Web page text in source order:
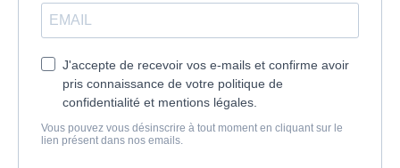
J'accepte de recevoir vos e-mails et confirme avoir
pris connaissance de votre politique de
confidentialité et mentions légales.
Vous pouvez vous désinscrire à tout moment en cliquant sur le
lien présent dans nos emails.